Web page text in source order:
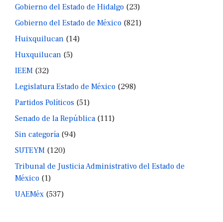
Gobierno del Estado de Hidalgo (23)
Gobierno del Estado de México (821)
Huixquilucan (14)
Huxquilucan (5)
IEEM (32)
Legislatura Estado de México (298)
Partidos Políticos (51)
Senado de la República(111)
Sin categoría(94)
SUTEYM (120)
Tribunal de Justicia Administrativo del Estado de
México (1)
UAEMéx (537)